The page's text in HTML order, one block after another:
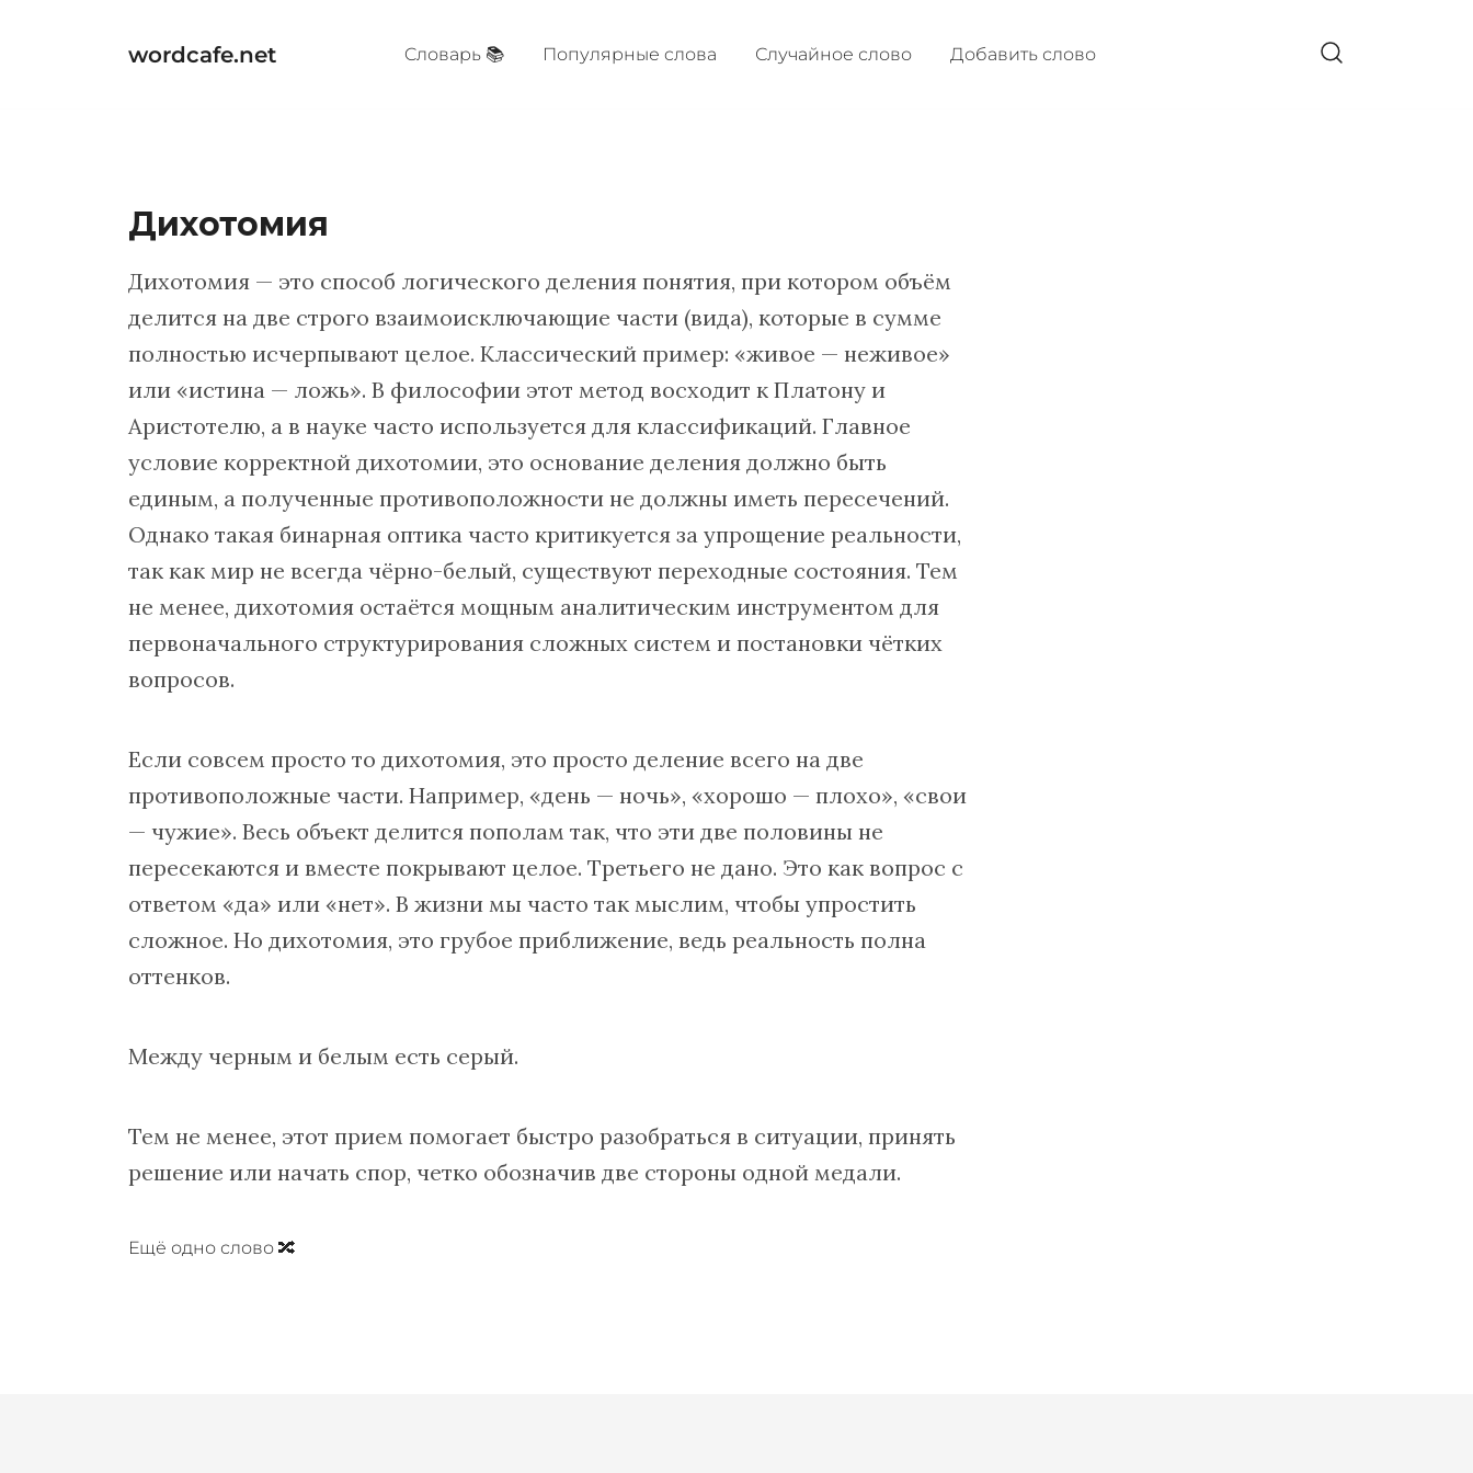
wordcafe.net Cловарь 📚 Популярные cлова Случайное слово Добавить слово
Дихотомия
Дихотомия — это способ логического деления понятия, при котором объём
делится на две строго взаимоисключающие части (вида), которые в сумме
полностью исчерпывают целое. Классический пример: «живое — неживое»
или «истина — ложь». В философии этот метод восходит к Платону и
Аристотелю, а в науке часто используется для классификаций. Главное
условие корректной дихотомии, это основание деления должно быть
единым, а полученные противоположности не должны иметь пересечений.
Однако такая бинарная оптика часто критикуется за упрощение реальности,
так как мир не всегда чёрно-белый, существуют переходные состояния. Тем
не менее, дихотомия остаётся мощным аналитическим инструментом для
первоначального структурирования сложных систем и постановки чётких
вопросов.
Если совсем просто то дихотомия, это просто деление всего на две
противоположные части. Например, «день — ночь», «хорошо — плохо», «свои
— чужие». Весь объект делится пополам так, что эти две половины не
пересекаются и вместе покрывают целое. Третьего не дано. Это как вопрос с
ответом «да» или «нет». В жизни мы часто так мыслим, чтобы упростить
сложное. Но дихотомия, это грубое приближение, ведь реальность полна
оттенков.
Между черным и белым есть серый.
Тем не менее, этот прием помогает быстро разобраться в ситуации, принять
решение или начать спор, четко обозначив две стороны одной медали.
Ещё одно слово 🔀